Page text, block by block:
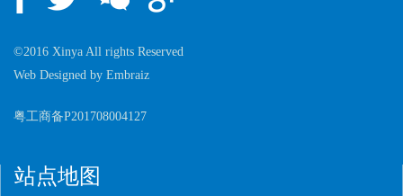
©2016 Xinya All rights Reserved
Web Designed by Embraiz
粤工商备P201708004127
站点地图